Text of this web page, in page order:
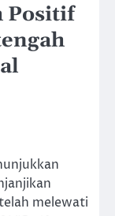
Positif
melewati